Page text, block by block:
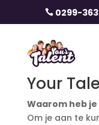
 0299-
Your
Waarom heb
Om je aan te